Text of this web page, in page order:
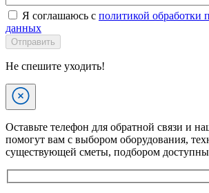
Я соглашаюсь с политикой обработки
данных
Отправить
Не спешите уходить!
Оставьте телефон для обратной связи и
помогут вам с выбором оборудования,
существующей сметы, подбором